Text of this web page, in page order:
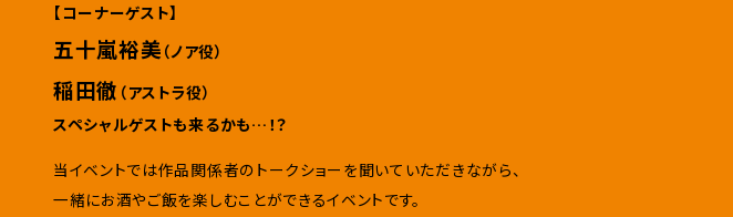
【コーナーゲスト】
五十嵐裕美 （ノア役）
稲田徹 （アストラ役）
スペシャルゲストも来るかも…！？
当イベントでは作品関係者のトークショーを聞いていただきながら、
一緒にお酒やご飯を楽しむことができるイベントです。